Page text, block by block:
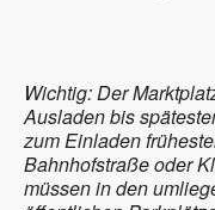
Wichtig: Der
Ausladen bis
zum Einladen
Bahnhofstraße oder
müssen in den